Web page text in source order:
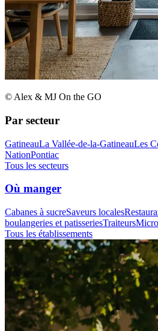
© Alex & MJ On the GO
Par secteur
GatineauLa Vallée-de-la-GatineauLes
NationPontiac
Tous les secteurs
Où manger
Cabanes à sucreSaveurs locales
boulangeries et patisseriesTraiteurs
Tous les établissements